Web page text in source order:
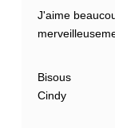
J'aime
Bisous
Cindy